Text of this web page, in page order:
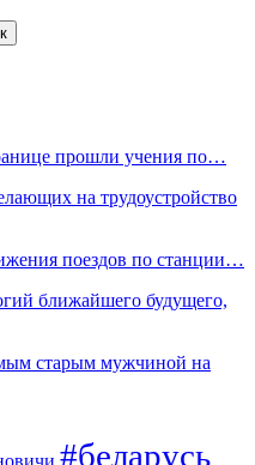
прошли учения по…
на трудоустройство
поездов по станции…
ближайшего будущего,
старым мужчиной на
#беларусь